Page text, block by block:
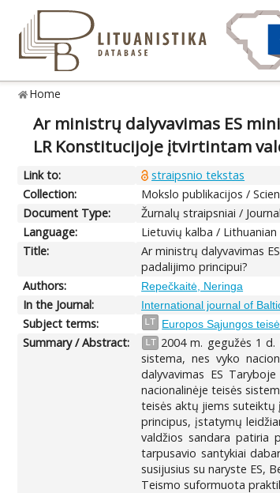
Home
Ar ministrų dalyvavimas ES
LR Konstitucijoje įtvirtintam
Link to:
straipsnio tekstas
Collection:
Mokslo publikacijos /
Document Type:
Žurnalų straipsniai /
Language:
Lietuvių kalba / Lithuanian
Title:
Ar ministrų dalyvavimas
padalijimo principui?
Authors:
Repečkaitė, Neringa
In the Journal: International journal of
Subject terms:
LT Europos Sąjungos
Summary / Abstract: LT 2004 m. gegužės 1
sistema, nes vyko
dalyvavimas ES
nacionalinėje teisės
teisės aktų jiems suteiktų
principus, įstatymų
valdžios sandara patiria
tarpusavio santykiai
susijusius su naryste ES,
Teismo suformuota